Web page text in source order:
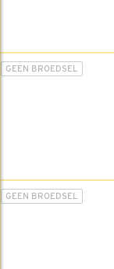
GEEN BROEDSEL
GEEN BROEDSEL